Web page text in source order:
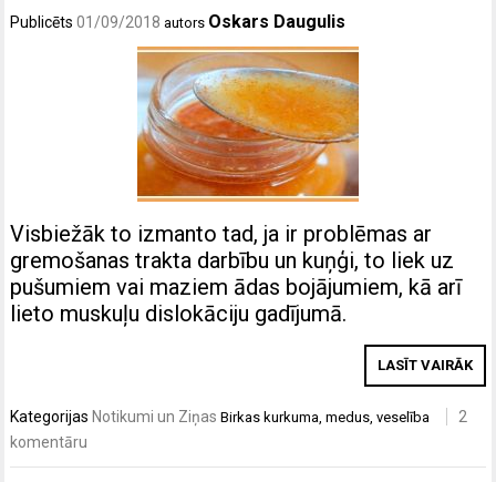
Publicēts01/09/2018 autors Oskars Daugulis
Visbiežāk to izmanto tad, ja ir problēmas ar
gremošanas trakta darbību un kuņģi, to liek uz
pušumiem vai maziem ādas bojājumiem, kā arī
lieto muskuļu dislokāciju gadījumā.
LASĪT VAIRĀK
Kategorijas Notikumi un Ziņas Birkas kurkuma ,medus ,veselība
2
komentāru